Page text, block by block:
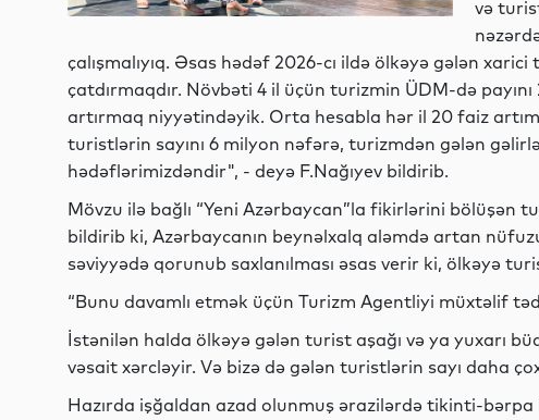
və
çalışmalıyıq. Əsas hədəf 2026-cı ildə ölkəyə gələn
çatdırmaqdır. Növbəti 4 il üçün turizmin ÜDM-də
artırmaq niyyətindəyik. Orta hesabla hər il 20 faiz
turistlərin sayını 6 milyon nəfərə, turizmdən gələn
hədəflərimizdəndir", - deyə F.Nağıyev bildirib.
Mövzu ilə bağlı “Yeni Azərbaycan”la fikirlərini bölüşən
bildirib ki, Azərbaycanın beynəlxalq aləmdə artan
səviyyədə qorunub saxlanılması əsas verir ki, ölkəyə
“Bunu davamlı etmək üçün Turizm Agentliyi müxtəlif
İstənilən halda ölkəyə gələn turist aşağı və ya yuxarı
vəsait xərcləyir. Və bizə də gələn turistlərin sayı daha
Hazırda işğaldan azad olunmuş ərazilərdə tikinti-bərpa